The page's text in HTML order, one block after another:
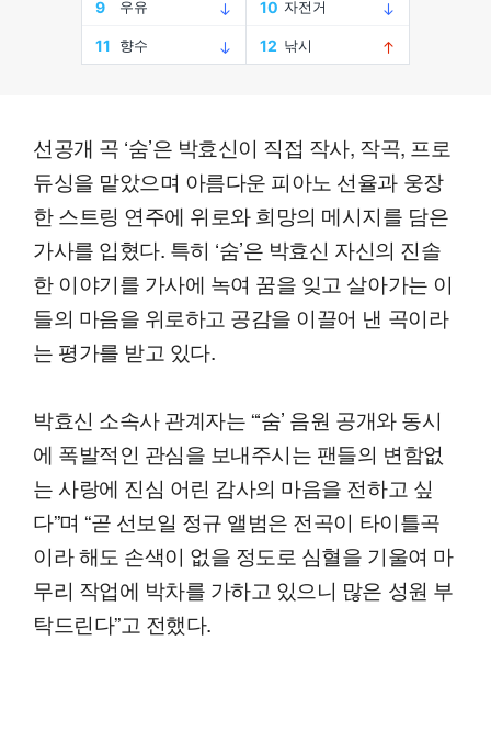
선공개 곡 ‘숨’은 박효신이 직접 작사, 작곡, 프로
듀싱을 맡았으며 아름다운 피아노 선율과 웅장
한 스트링 연주에 위로와 희망의 메시지를 담은
가사를 입혔다. 특히 ‘숨’은 박효신 자신의 진솔
한 이야기를 가사에 녹여 꿈을 잊고 살아가는 이
들의 마음을 위로하고 공감을 이끌어 낸 곡이라
는 평가를 받고 있다.
박효신 소속사 관계자는 “‘숨’ 음원 공개와 동시
에 폭발적인 관심을 보내주시는 팬들의 변함없
는 사랑에 진심 어린 감사의 마음을 전하고 싶
다”며 “곧 선보일 정규 앨범은 전곡이 타이틀곡
이라 해도 손색이 없을 정도로 심혈을 기울여 마
무리 작업에 박차를 가하고 있으니 많은 성원 부
탁드린다”고 전했다.